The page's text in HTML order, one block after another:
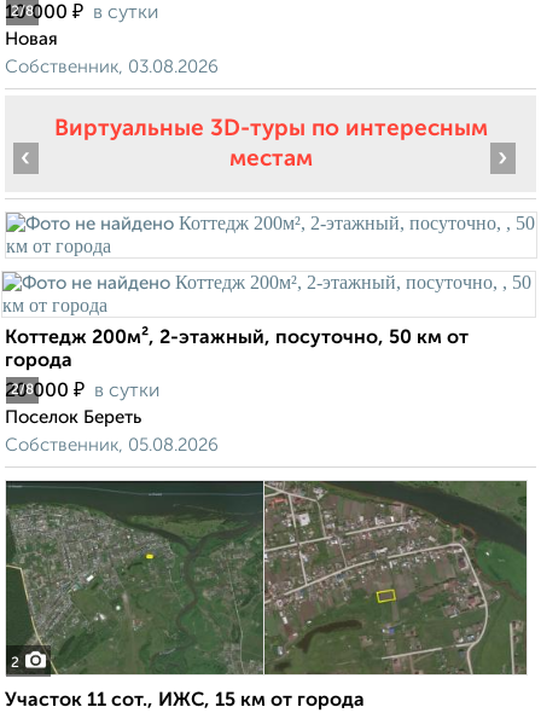
2/8
10 000 ₽ в сутки
Новая
Собственник, 03.08.2026
Виртуальные 3D-туры по интересным
местам
2/8
‹ ›
Коттедж 200м², 2-этажный, посуточно, 50 км от
города
20 000 ₽ в сутки
Поселок Береть
Собственник, 05.08.2026
2
Участок 11 сот., ИЖС, 15 км от города